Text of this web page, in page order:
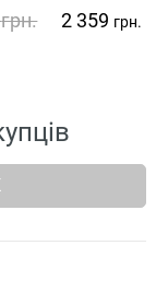
грн. 2 359 грн.